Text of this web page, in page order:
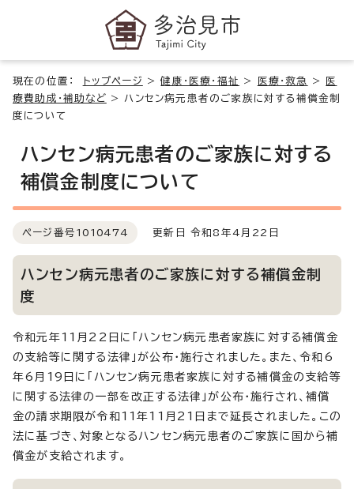
現在の位置： トップページ >健康・医療・福祉 > 医療・救急 >
医
療費助成・補助など > ハンセン病元患者のご家族に対する補償金制
度について
ハンセン病元患者のご家族に対する
補償金制度について
ページ番号 1010474 更新日 令和8年4月22日
ハンセン病元患者のご家族に対する補償金制
度
令和元年11月22日に「ハンセン病元患者家族に対する補償金
の支給等に関する法律」が公布・施行されました。また、令和6
年6月19日に「ハンセン病元患者家族に対する補償金の支給等
に関する法律の一部を改正する法律」が公布・施行され、補償
金の請求期限が令和11年11月21日まで延長されました。この
法に基づき、対象となるハンセン病元患者のご家族に国から補
償金が支給されます。